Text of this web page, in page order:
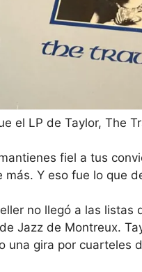
el LP de Taylor, The
fiel a tus
más. Y eso fue lo que
no llegó a las
Jazz de Montreux.
una gira por cuarteles